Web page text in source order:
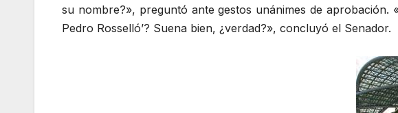
su nombre?», preguntó ante gestos unánimes de aprobación.
Pedro Rosselló’? Suena bien, ¿verdad?», concluyó el Senador.